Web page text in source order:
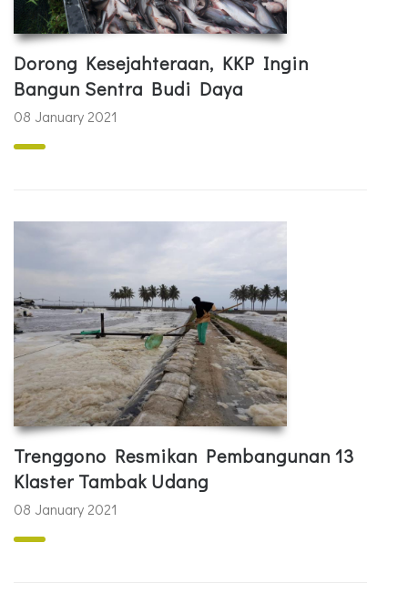
Dorong Kesejahteraan, KKP Ingin
Bangun Sentra Budi Daya
08 January 2021
Trenggono Resmikan Pembangunan 13
Klaster Tambak Udang
08 January 2021